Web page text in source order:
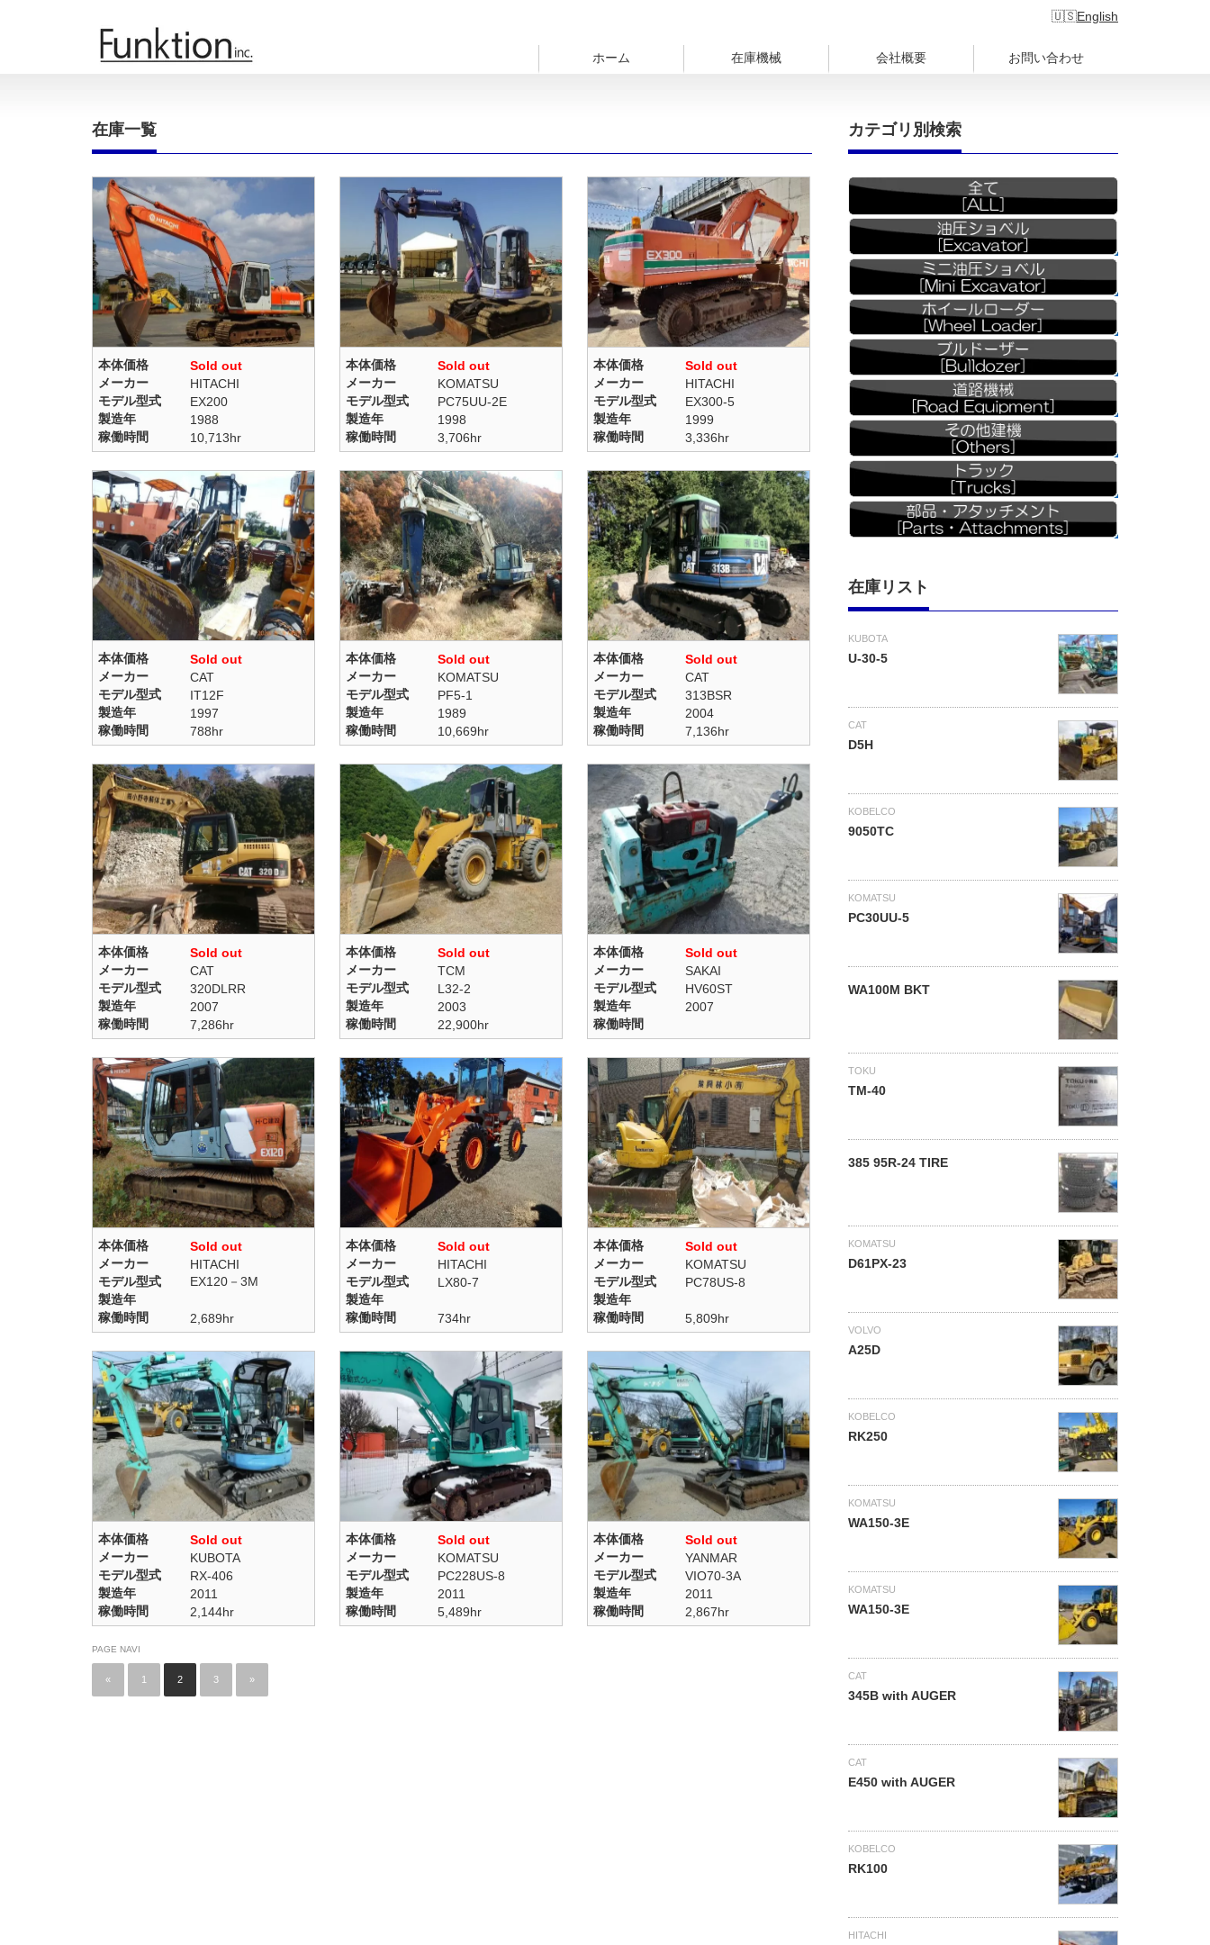
English
ホーム 在庫機械 会社概要 お問い合わせ
在庫一覧
本体価格
Sold out
メーカー
HITACHI
モデル型式
EX200
製造年
1988
稼働時間
10,713hr
本体価格
Sold out
メーカー
KOMATSU
モデル型式
PC75UU-2E
製造年
1998
稼働時間
3,706hr
本体価格
Sold out
メーカー
HITACHI
モデル型式
EX300-5
製造年
1999
稼働時間
3,336hr
本体価格
Sold out
メーカー
CAT
モデル型式
IT12F
製造年
1997
稼働時間
788hr
本体価格
Sold out
メーカー
KOMATSU
モデル型式
PF5-1
製造年
1989
稼働時間
10,669hr
本体価格
Sold out
メーカー
CAT
モデル型式
313BSR
製造年
2004
稼働時間
7,136hr
本体価格
Sold out
メーカー
CAT
モデル型式
320DLRR
製造年
2007
稼働時間
7,286hr
本体価格
Sold out
メーカー
TCM
モデル型式
L32-2
製造年
2003
稼働時間
22,900hr
本体価格
Sold out
メーカー
SAKAI
モデル型式
HV60ST
製造年
2007
稼働時間
本体価格
Sold out
メーカー
HITACHI
モデル型式
EX120－3M
製造年
稼働時間
2,689hr
本体価格
Sold out
メーカー
HITACHI
モデル型式
LX80-7
製造年
稼働時間
734hr
本体価格
Sold out
メーカー
KOMATSU
モデル型式
PC78US-8
製造年
稼働時間
5,809hr
本体価格
Sold out
メーカー
KUBOTA
モデル型式
RX-406
製造年
2011
稼働時間
2,144hr
本体価格
Sold out
メーカー
KOMATSU
モデル型式
PC228US-8
製造年
2011
稼働時間
5,489hr
本体価格
Sold out
メーカー
YANMAR
モデル型式
VIO70-3A
製造年
2011
稼働時間
2,867hr
PAGE NAVI
« 1 2 3 »
カテゴリ別検索
在庫リスト
KUBOTA
U-30-5
CAT
D5H
KOBELCO
9050TC
KOMATSU
PC30UU-5
WA100M BKT
TOKU
TM-40
385 95R-24 TIRE
KOMATSU
D61PX-23
VOLVO
A25D
KOBELCO
RK250
KOMATSU
WA150-3E
KOMATSU
WA150-3E
CAT
345B with AUGER
CAT
E450 with AUGER
KOBELCO
RK100
HITACHI